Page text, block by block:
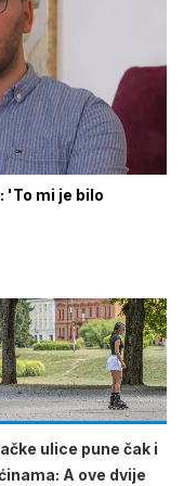
'To mi je bilo
ulice pune čak i
A ove dvije